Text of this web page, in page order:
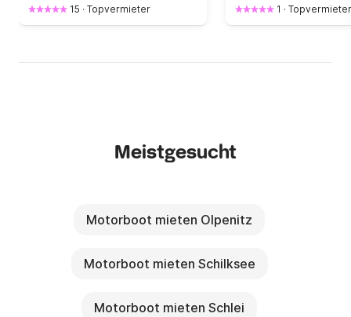
15 · Topvermieter 1 · Topvermieter
Meistgesucht
Motorboot mieten Olpenitz
Motorboot mieten Schilksee
Motorboot mieten Schlei